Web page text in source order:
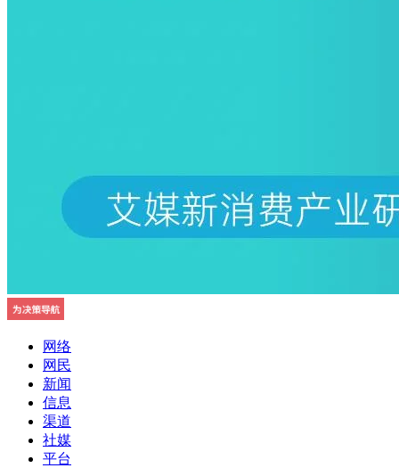
网络
网民
新闻
信息
渠道
社媒
平台